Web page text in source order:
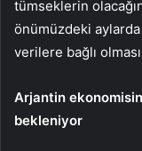
tümseklerin
önümüzdeki
verilere bağlı
Arjantin
bekleniyor